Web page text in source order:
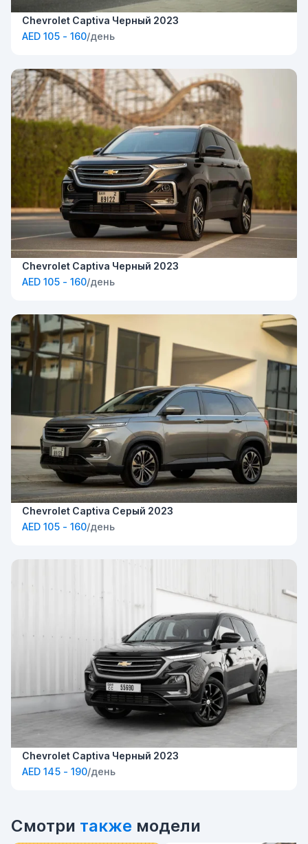
Chevrolet Captiva Черный 2023
AED 105 - 160/день
Chevrolet Captiva Черный 2023
AED 105 - 160/день
Chevrolet Captiva Серый 2023
AED 105 - 160/день
Chevrolet Captiva Черный 2023
AED 145 - 190/день
Смотри также модели